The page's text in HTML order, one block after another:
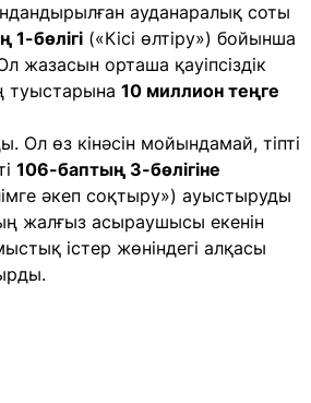
ауданаралық соты
бөлігі («Кісі өлтіру») бойынша
жазасын орташа қауіпсіздік
туыстарына 10 миллион теңге
Ол өз кінәсін мойындамай, тіпті
106-баптың 3-бөлігіне
әкеп соқтыру») ауыстыруды
жалғыз асыраушысы екенін
істер жөніндегі алқасы